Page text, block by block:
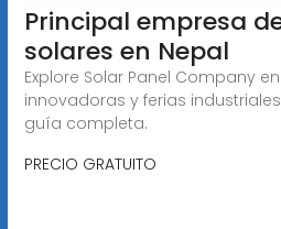
Principal empresa
solares en Nepal
Explore Solar Panel Company
innovadoras y ferias
guía completa.
PRECIO GRATUITO